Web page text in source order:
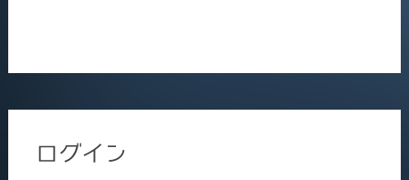
ログイン